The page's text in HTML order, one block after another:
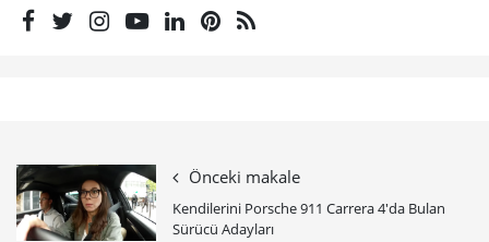
Önceki makale
Kendilerini Porsche 911 Carrera 4'da Bulan
Sürücü Adayları